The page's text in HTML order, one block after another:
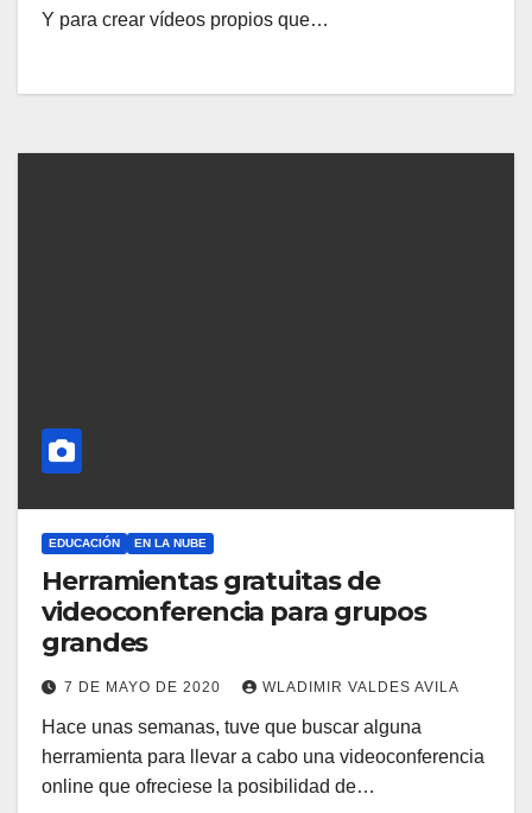
Y para crear vídeos propios que…
EDUCACIÓN EN LA NUBE
Herramientas gratuitas de
videoconferencia para grupos
grandes
7 DE MAYO DE 2020 WLADIMIR VALDES AVILA
Hace unas semanas, tuve que buscar alguna
herramienta para llevar a cabo una videoconferencia
online que ofreciese la posibilidad de…